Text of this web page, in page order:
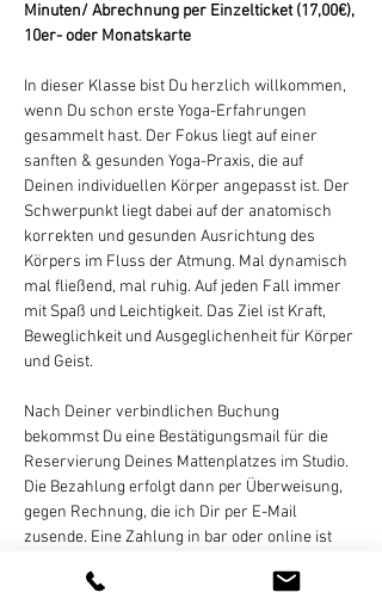
Minuten/ Abrechnung per Einzelticket (17,00€),
10er- oder Monatskarte
In dieser Klasse bist Du herzlich willkommen,
wenn Du schon erste Yoga-Erfahrungen
gesammelt hast. Der Fokus liegt auf einer
sanften & gesunden Yoga-Praxis, die auf
Deinen individuellen Körper angepasst ist. Der
Schwerpunkt liegt dabei auf der anatomisch
korrekten und gesunden Ausrichtung des
Körpers im Fluss der Atmung. Mal dynamisch
mal fließend, mal ruhig. Auf jeden Fall immer
mit Spaß und Leichtigkeit. Das Ziel ist Kraft,
Beweglichkeit und Ausgeglichenheit für Körper
und Geist.
Nach Deiner verbindlichen Buchung
bekommst Du eine Bestätigungsmail für die
Reservierung Deines Mattenplatzes im Studio.
Die Bezahlung erfolgt dann per Überweisung,
gegen Rechnung, die ich Dir per E-Mail
zusende. Eine Zahlung in bar oder online ist
Eine Stornierung des gebuchten Termins ist